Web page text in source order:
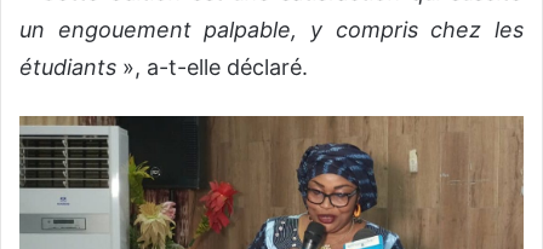
un engouement palpable, y compris chez les
étudiants », a-t-elle déclaré.